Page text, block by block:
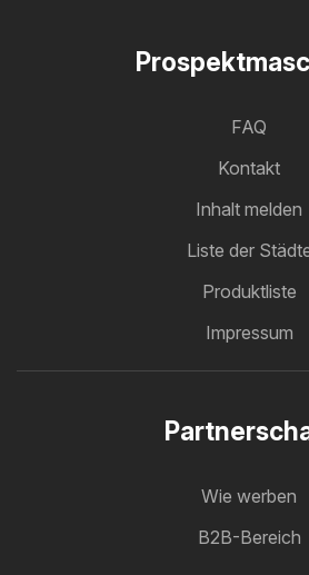
FAQ
Kontakt
Inhalt melden
Liste der
Produktliste
Impressum
Wie werben
B2B-Bereich